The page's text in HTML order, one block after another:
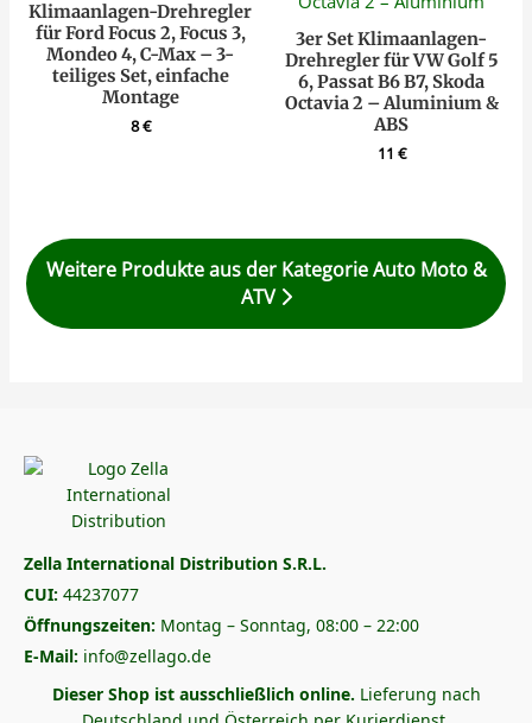
Klimaanlagen-Drehregler
für Ford Focus 2, Focus 3,
Mondeo 4, C-Max – 3-
teiliges Set, einfache
Montage
8€
3er Set Klimaanlagen-
Drehregler für VW Golf 5
6, Passat B6 B7, Skoda
Octavia 2 – Aluminium &
ABS
11 €
Weitere Produkte aus der Kategorie Auto Moto &
ATV
Zella International Distribution S.R.L.
CUI: 44237077
Öffnungszeiten: Montag – Sonntag, 08:00 – 22:00
E-Mail: info@zellago.de
Dieser Shop ist ausschließlich online. Lieferung nach